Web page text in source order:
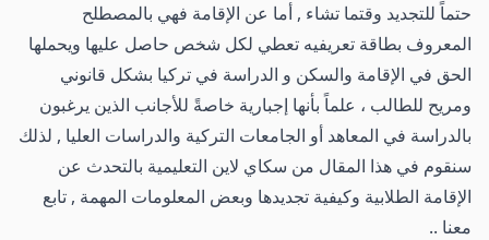
حتماً للتجديد وقتما تشاء , أما عن الإقامة فهي بالمصطلح
المعروف بطاقة تعريفيه تعطي لكل شخص حاصل عليها ويحملها
الحق في الإقامة والسكن و الدراسة في تركيا بشكل قانوني
ومريح للطالب ، علماً بأنها إجبارية خاصةً للأجانب الذين يرغبون
بالدراسة في المعاهد أو الجامعات التركية والدراسات العليا , لذلك
سنقوم في هذا المقال من سكاي لاين التعليمية بالتحدث عن
الإقامة الطلابية وكيفية تجديدها وبعض المعلومات المهمة , تابع
معنا ..